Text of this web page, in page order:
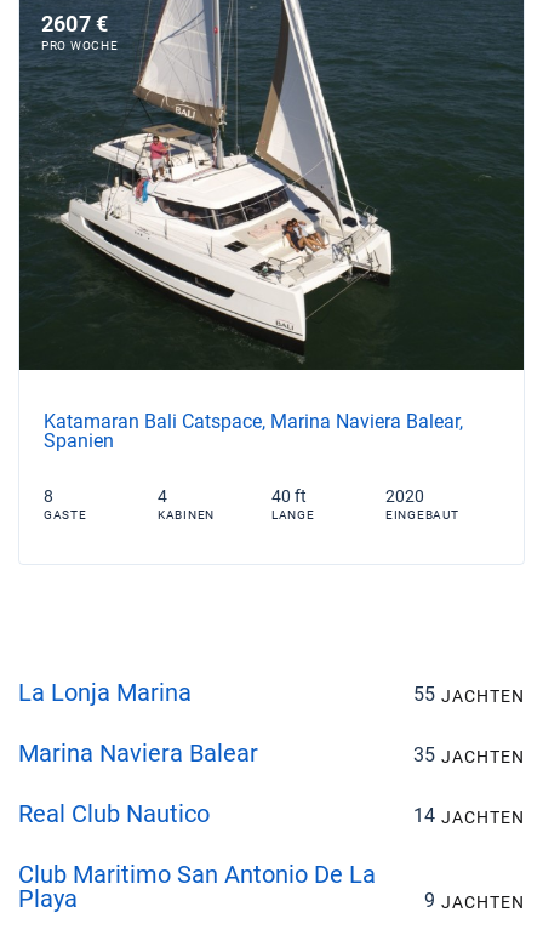
2607 €
PRO WOCHE
Katamaran Bali Catspace, Marina Naviera Balear,
Spanien
8
GASTE
4
KABINEN
40 ft
LANGE
2020
EINGEBAUT
La Lonja Marina 55 JACHTEN
Marina Naviera Balear 35 JACHTEN
Real Club Nautico 14 JACHTEN
Club Maritimo San Antonio De La
Playa
9 JACHTEN